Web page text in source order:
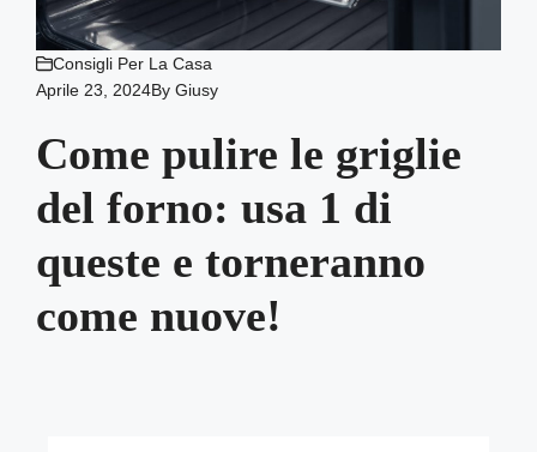
Consigli Per La Casa
Aprile 23, 2024ByGiusy
Come pulire le griglie
del forno: usa 1 di
queste e torneranno
come nuove!